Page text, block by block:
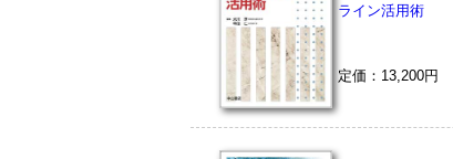
ライン活用術
定価：13,200円